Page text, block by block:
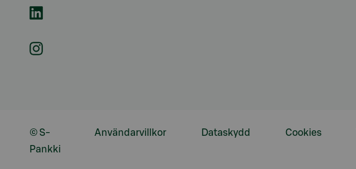
Användarvillkor Dataskydd Cookies
© S-
Pankki